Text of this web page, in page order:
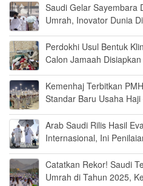
Saudi Gelar Sayembara
Umrah, Inovator Dunia
Perdokhi Usul Bentuk
Calon Jamaah
Kemenhaj Terbitkan
Standar Baru Usaha
Arab Saudi Rilis Hasil
Internasional, Ini
Catatkan Rekor! Saudi
Umrah di Tahun 2025,